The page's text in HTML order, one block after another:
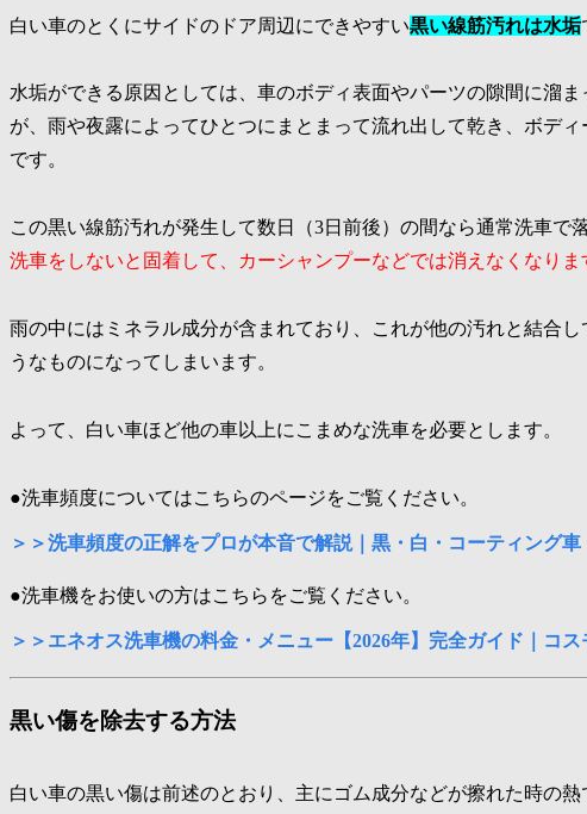
白い車のとくにサイドのドア周辺にできやすい黒い線筋汚れは水垢
水垢ができる原因としては、車のボディ表面やパーツの隙間に溜ま
が、雨や夜露によってひとつにまとまって流れ出して乾き、ボデ
です。
この黒い線筋汚れが発生して数日（3日前後）の間なら通常洗車で
洗車をしないと固着して、カーシャンプーなどでは消えなくなりま
雨の中にはミネラル成分が含まれており、これが他の汚れと結合
うなものになってしまいます。
よって、白い車ほど他の車以上にこまめな洗車を必要とします。
●洗車頻度についてはこちらのページをご覧ください。
＞＞洗車頻度の正解をプロが本音で解説｜黒・白・コーティング
●洗車機をお使いの方はこちらをご覧ください。
＞＞エネオス洗車機の料金・メニュー【2026年】完全ガイド｜コ
黒い傷を除去する方法
白い車の黒い傷は前述のとおり、主にゴム成分などが擦れた時の